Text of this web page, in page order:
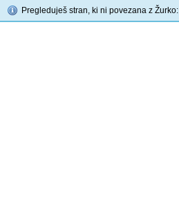
Pregleduješ stran, ki ni povezana z Žurko: